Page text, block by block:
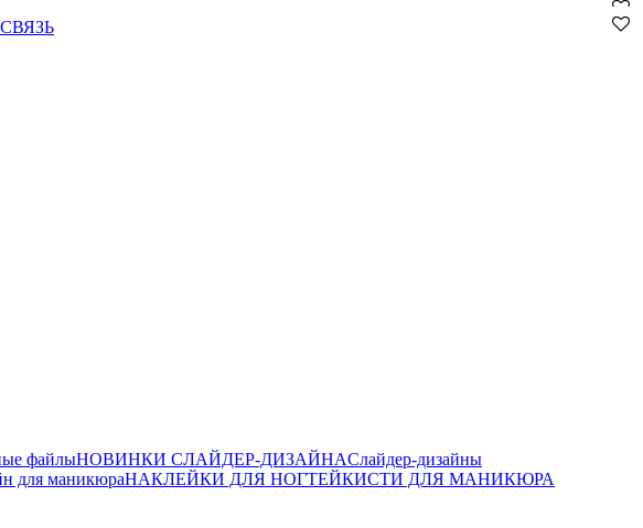
файлыНОВИНКИ СЛАЙДЕР-ДИЗАЙНАСлайдер-дизайны
для маникюраНАКЛЕЙКИ ДЛЯ НОГТЕЙКИСТИ ДЛЯ МАНИКЮРА